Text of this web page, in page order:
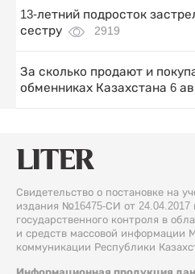
13-летний подросток
сестру
2919
За сколько продают и
обменниках Казахстана 6
Свидетельство о постановке на
издания №16475-СИ от 24.04.2017
государственного контроля в
и средств массовой информации
коммуникации Республики